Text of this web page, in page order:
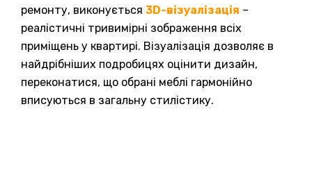
ремонту, виконується 3D-візуалізація –
реалістичні тривимірні зображення всіх
приміщень у квартирі. Візуалізація дозволяє в
найдрібніших подробицях оцінити дизайн,
переконатися, що обрані меблі гармонійно
вписуються в загальну стилістику.